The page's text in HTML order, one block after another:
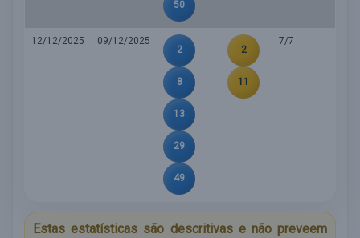
50
12/12/2025
09/12/2025
2
8
13
29
49
2
11
7/7
Estas estatísticas são descritivas e não preveem